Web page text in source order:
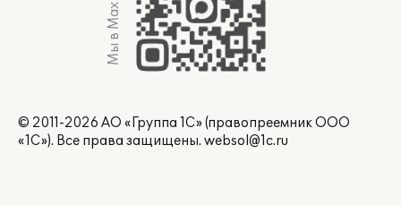
Мы в Max
© 2011-2026 АО «Группа 1С» (правопреемник ООО
«1С»). Все права защищены. websol@1c.ru